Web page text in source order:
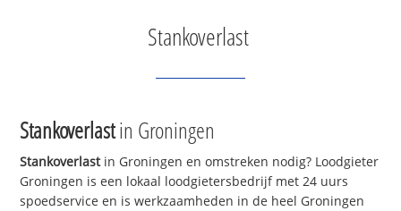
Stankoverlast
Stankoverlastin Groningen
Stankoverlastin Groningen en omstreken nodig? Loodgieter
Groningen is een lokaal loodgietersbedrijf met 24 uurs
spoedservice en is werkzaamheden in de heel Groningen